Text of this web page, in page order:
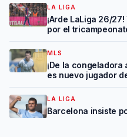
LA LIGA
¡Arde LaLiga 26/
por el
MLS
¡De la congeladora
es nuevo jugador
LA LIGA
Barcelona insiste